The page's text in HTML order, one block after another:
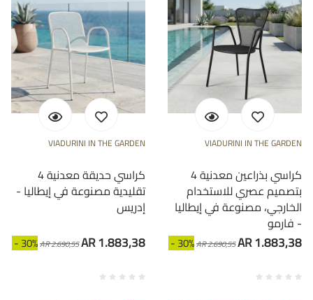
VIADURINI IN THE GARDEN
4 كراسي حديقة معدنية
تقليدية مصنوعة في إيطاليا -
إدريس
- 30%AR 2.690,55AR 1.883,38
VIADURINI IN THE GARDEN
4 كراسي بذراعين معدنية
بتصميم عصري للاستخدام
الخارجي، مصنوعة في إيطاليا
- فارمو
- 30%AR 2.690,55AR 1.883,38